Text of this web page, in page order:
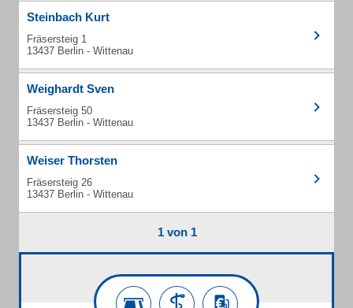
Steinbach Kurt
Fräsersteig 1
13437 Berlin - Wittenau
Weighardt Sven
Fräsersteig 50
13437 Berlin - Wittenau
Weiser Thorsten
Fräsersteig 26
13437 Berlin - Wittenau
1 von 1